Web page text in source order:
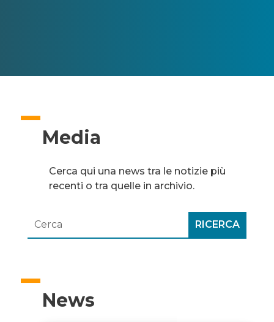
Media
Cerca qui una news tra le notizie più
recenti o tra quelle in archivio.
News